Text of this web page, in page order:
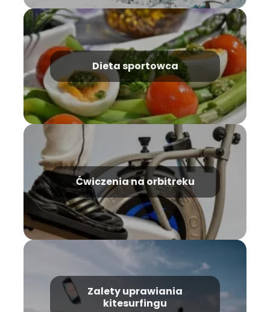
Dieta sportowca
Ćwiczenia na orbitreku
Zalety uprawiania
kitesurfingu